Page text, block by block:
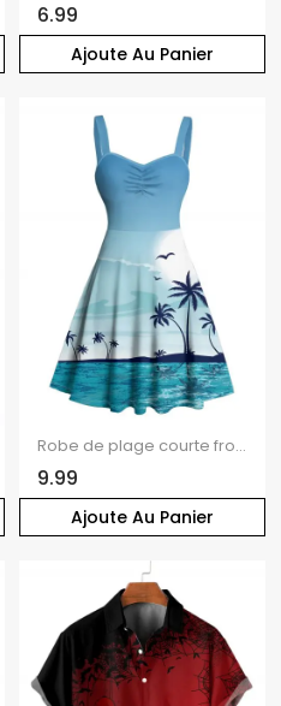
Ajoute Au Panier
6.99
Ajoute Au Panier
Robe de plage courte froncée à imprimé paysage de cocotiers
9.99